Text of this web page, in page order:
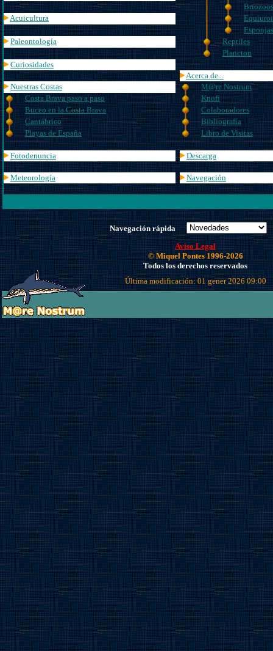
Briozoos
Acuicultura
Esponjas
Paleontología
Reptiles
Plancton
Curiosidades
Acerca de...
Nuestras Costas
M@re Nostrum
Costa Brava paso a paso
Knofí
Buceo en la Costa Brava
Colaboradores
Cantábrico
Bibliografía
Playas de España
Libro de Visitas
Fotodenuncia Descarga
Meteorología Navegación
Navegación rápida
Aviso Legal
© Miquel Pontes 1996-2026
Todos los derechos reservados
Última modificación: 01 gener 2026 09:00